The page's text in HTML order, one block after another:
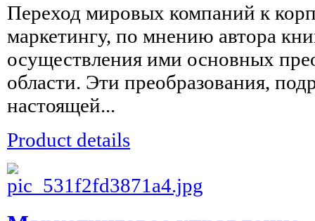
Переход мировых компаний к
маркетингу, по мнению автора
осуществления ими основных
области. Эти преобразования,
настоящей...
Product details